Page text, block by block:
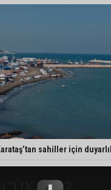
sahiller için